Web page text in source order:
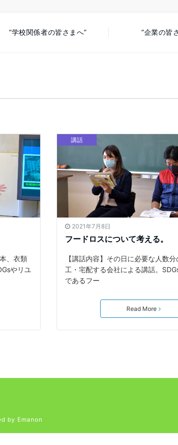
“学校関係者の皆さまへ“ “企業の皆
、衣類
やリユ
講話
2021年7月8日
フードロスについて考える。
【講話内容】その日に必要な人数
工・宅配する会社による講話。
であるフー
Read More
by Emanon